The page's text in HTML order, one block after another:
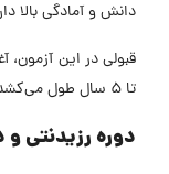
دانش و آمادگی بالا
تا 5 سال طول می‌کشد.
دوره